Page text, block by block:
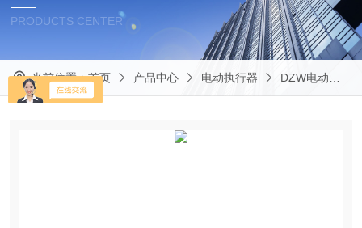
PRODUCTS CENTER
当前位置：首页 产品中心 电动执行器 DZW电动执行器